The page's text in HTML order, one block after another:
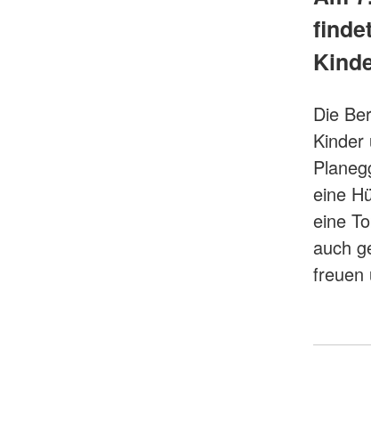
Die
eine
eine
auch
freuen